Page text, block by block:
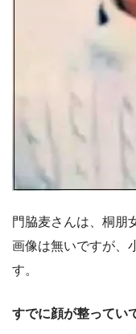
門脇麦さんは、桐朋
画像は無いですが、
す。
すでに顔が整ってい